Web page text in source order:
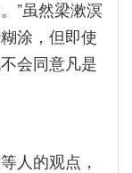
”虽然梁漱溟
涂，但即使
会同意凡是
人的观点，